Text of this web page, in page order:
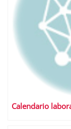
Calendario